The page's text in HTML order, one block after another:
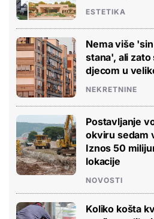
ESTETIKA
Nema više
stana', ali
djecom u
NEKRETNINE
Postavljanje
okviru sedam
Iznos 50
lokacije
NOVOSTI
Koliko košta